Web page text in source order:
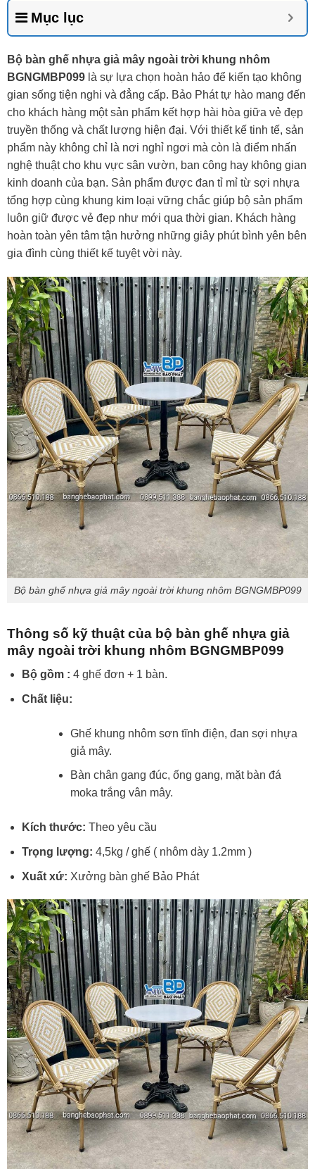
Mục lục
Bộ bàn ghế nhựa giả mây ngoài trời khung nhôm
BGNGMBP099 là sự lựa chọn hoàn hảo để kiến tạo không
gian sống tiện nghi và đẳng cấp. Bảo Phát tự hào mang đến
cho khách hàng một sản phẩm kết hợp hài hòa giữa vẻ đẹp
truyền thống và chất lượng hiện đại. Với thiết kế tinh tế, sản
phẩm này không chỉ là nơi nghỉ ngơi mà còn là điểm nhấn
nghệ thuật cho khu vực sân vườn, ban công hay không gian
kinh doanh của bạn. Sản phẩm được đan tỉ mỉ từ sợi nhựa
tổng hợp cùng khung kim loại vững chắc giúp bộ sản phẩm
luôn giữ được vẻ đẹp như mới qua thời gian. Khách hàng
hoàn toàn yên tâm tận hưởng những giây phút bình yên bên
gia đình cùng thiết kế tuyệt vời này.
Bộ bàn ghế nhựa giả mây ngoài trời khung nhôm BGNGMBP099
Thông số kỹ thuật của bộ bàn ghế nhựa giả
mây ngoài trời khung nhôm BGNGMBP099
Bộ gồm : 4 ghế đơn + 1 bàn.
Chất liệu:
Ghế khung nhôm sơn tĩnh điện, đan sợi nhựa
giả mây.
Bàn chân gang đúc, ống gang, mặt bàn đá
moka trắng vân mây.
Kích thước: Theo yêu cầu
Trọng lượng: 4,5kg / ghế ( nhôm dày 1.2mm )
Xuất xứ: Xưởng bàn ghế Bảo Phát